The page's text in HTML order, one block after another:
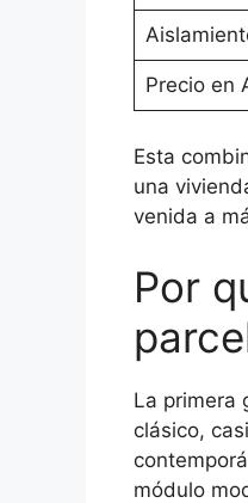
Precio en
Esta
una
venida a
Por
La primera
clásico,
módulo